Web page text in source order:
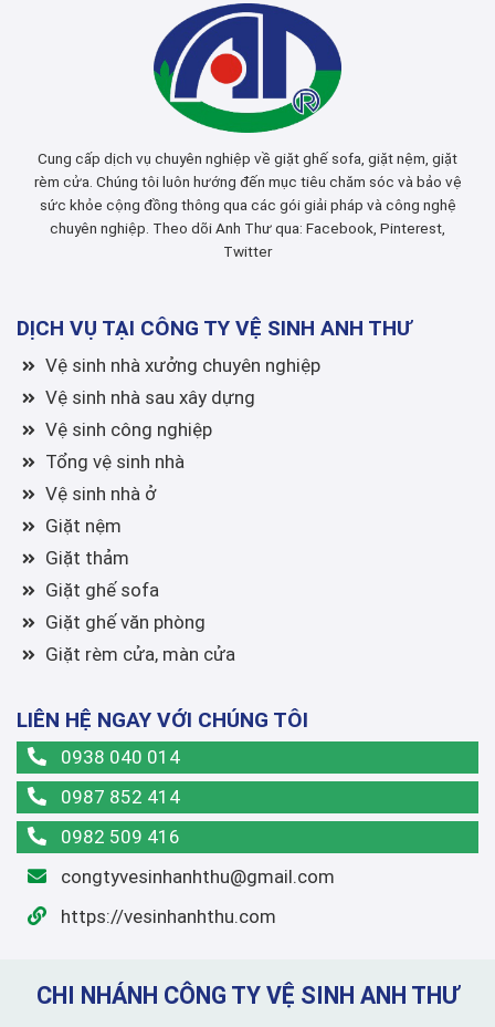
Cung cấp dịch vụ chuyên nghiệp về giặt ghế sofa, giặt nệm, giặt
rèm cửa. Chúng tôi luôn hướng đến mục tiêu chăm sóc và bảo vệ
sức khỏe cộng đồng thông qua các gói giải pháp và công nghệ
chuyên nghiệp. Theo dõi Anh Thư qua: Facebook, Pinterest,
Twitter
DỊCH VỤ TẠI CÔNG TY VỆ SINH ANH THƯ
Vệ sinh nhà xưởng chuyên nghiệp
Vệ sinh nhà sau xây dựng
Vệ sinh công nghiệp
Tổng vệ sinh nhà
Vệ sinh nhà ở
Giặt nệm
Giặt thảm
Giặt ghế sofa
Giặt ghế văn phòng
Giặt rèm cửa, màn cửa
LIÊN HỆ NGAY VỚI CHÚNG TÔI
0938 040 014
0987 852 414
0982 509 416
congtyvesinhanhthu@gmail.com
https://vesinhanhthu.com
CHI NHÁNH CÔNG TY VỆ SINH ANH THƯ